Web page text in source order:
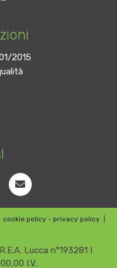
2015
la
una
la
tech.it
cookie policy• privacy policy
Lucca n°193281 I
I.V.